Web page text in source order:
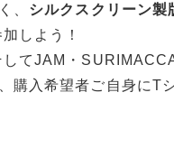
、 シルクスクリーン製
しよう！
てJAM・
購入希望者ご自身にT